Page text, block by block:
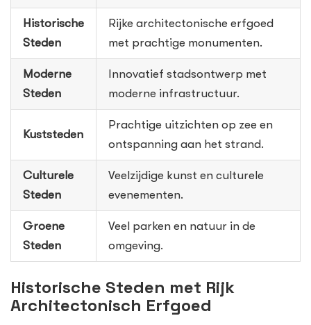
Historische
Steden
Rijke architectonische erfgoed
met prachtige monumenten.
Moderne
Steden
Innovatief stadsontwerp met
moderne infrastructuur.
Kuststeden
Prachtige uitzichten op zee en
ontspanning aan het strand.
Culturele
Steden
Veelzijdige kunst en culturele
evenementen.
Groene
Steden
Veel parken en natuur in de
omgeving.
Historische Steden met Rijk
Architectonisch Erfgoed